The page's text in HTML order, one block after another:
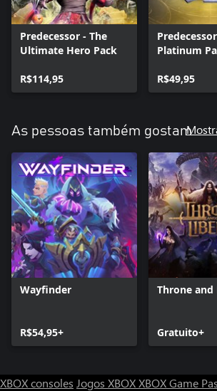
Predecessor - The
Ultimate Hero Pack
R$114,95
Platinum
R$49,95
As pessoas também gostam
Wayfinder
R$54,95+
Throne
Gratuito+
XBOX consoles Jogos XBOXXBOX Game